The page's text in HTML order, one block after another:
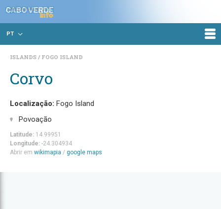
PT
ISLANDS FOGO ISLAND
Corvo
Localização: Fogo Island
Povoação
Latitude: 14.99951
Longitude: -24.304934
Abrir em wikimapia / google maps